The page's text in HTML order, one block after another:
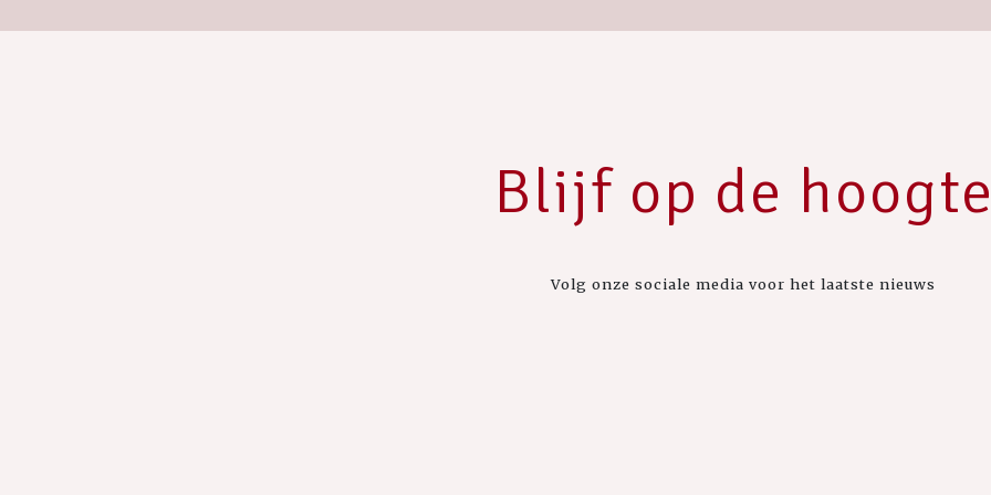
Blijf op de
Volg onze sociale media voor het laatste nieuws